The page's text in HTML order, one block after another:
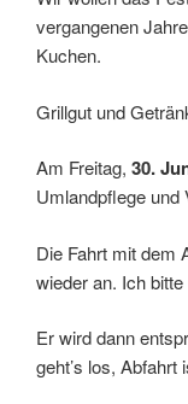
vergangenen
Kuchen.
Grillgut und
Am Freitag, 30.
Umlandpflege und
Die Fahrt mit dem
wieder an. Ich
Er wird dann
geht’s los,